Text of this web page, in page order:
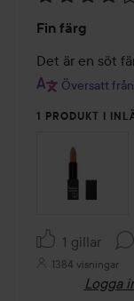
4
av
5
Fin färg
Det är en söt
Översatt
1 PRODUKT I
1 gillar
1384 visningar
Logga